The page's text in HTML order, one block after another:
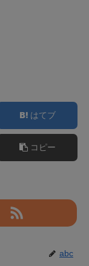
はてブ
コピー
abc